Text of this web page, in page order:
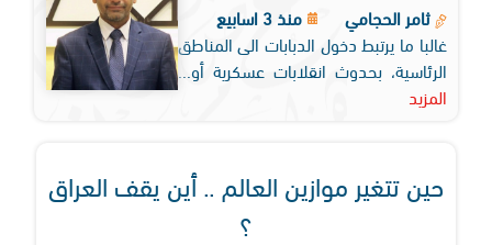
ثامر الحجامي
منذ 3 اسابيع
غالبا ما يرتبط دخول الدبابات الى المناطق
الرئاسية، بحدوث انقلابات عسكرية أو...
المزيد
حين تتغير موازين العالم .. أين يقف العراق
؟